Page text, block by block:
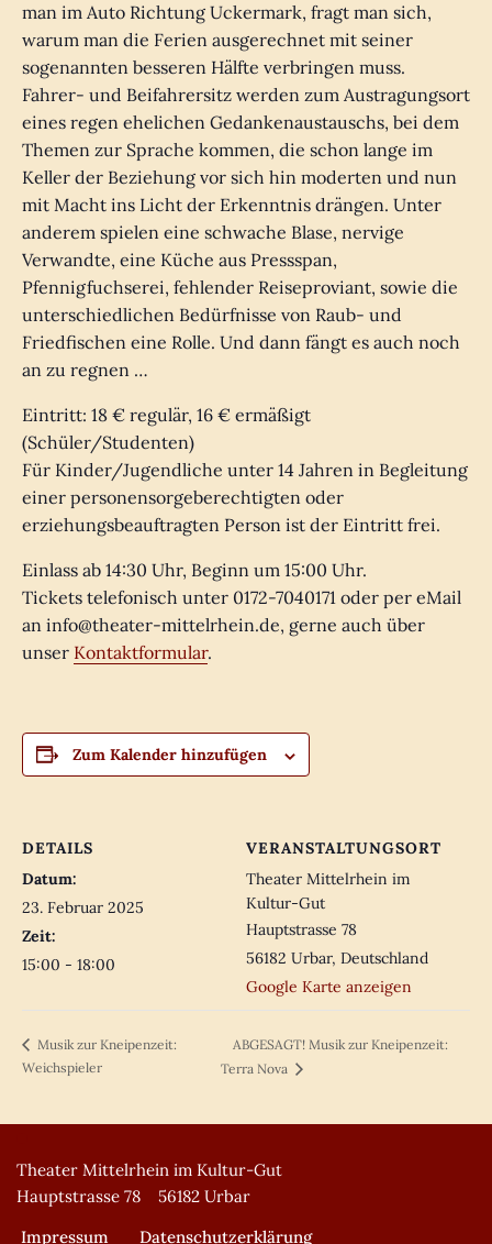
man im Auto Richtung Uckermark, fragt man sich,
warum man die Ferien ausgerechnet mit seiner
sogenannten besseren Hälfte verbringen muss.
Fahrer- und Beifahrersitz werden zum Austragungsort
eines regen ehelichen Gedankenaustauschs, bei dem
Themen zur Sprache kommen, die schon lange im
Keller der Beziehung vor sich hin moderten und nun
mit Macht ins Licht der Erkenntnis drängen. Unter
anderem spielen eine schwache Blase, nervige
Verwandte, eine Küche aus Pressspan,
Pfennigfuchserei, fehlender Reiseproviant, sowie die
unterschiedlichen Bedürfnisse von Raub- und
Friedfischen eine Rolle. Und dann fängt es auch noch
an zu regnen …
Eintritt: 18 € regulär, 16 € ermäßigt
(Schüler/Studenten)
Für Kinder/Jugendliche unter 14 Jahren in Begleitung
einer personensorgeberechtigten oder
erziehungsbeauftragten Person ist der Eintritt frei.
Einlass ab 14:30 Uhr, Beginn um 15:00 Uhr.
Tickets telefonisch unter 0172-7040171 oder per eMail
an info@theater-mittelrhein.de, gerne auch über
unser Kontaktformular.
Zum Kalender hinzufügen
DETAILS
Datum:
23. Februar 2025
Zeit:
15:00 - 18:00
VERANSTALTUNGSORT
Theater Mittelrhein im
Kultur-Gut
Hauptstrasse 78
56182 Urbar, Deutschland
Google Karte anzeigen
Musik zur Kneipenzeit:
Weichspieler
ABGESAGT! Musik zur Kneipenzeit:
Terra Nova
Theater Mittelrhein im Kultur-Gut
Hauptstrasse 78 56182 Urbar
Impressum
Datenschutzerklärung